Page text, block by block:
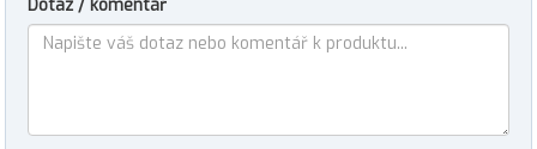
Dotaz / komentář